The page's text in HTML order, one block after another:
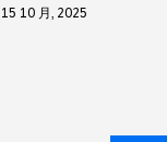
15 10 月, 2025